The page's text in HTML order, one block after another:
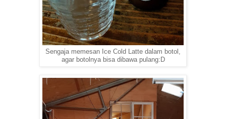
Sengaja memesan Ice Cold Latte dalam botol,
agar botolnya bisa dibawa pulang:D